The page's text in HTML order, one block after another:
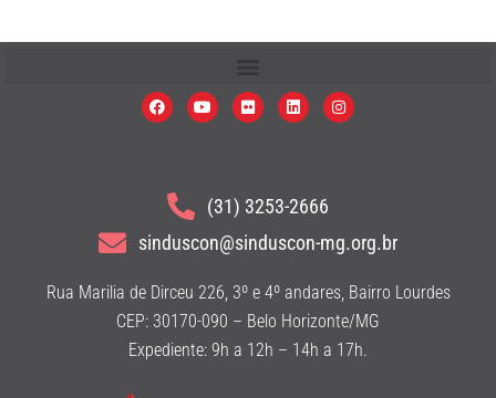
(31) 3253-2666
sinduscon@sinduscon-mg.org.br
Rua Marilia de Dirceu 226, 3º e 4º andares, Bairro Lourdes
CEP: 30170-090 – Belo Horizonte/MG
Expediente: 9h a 12h – 14h a 17h.